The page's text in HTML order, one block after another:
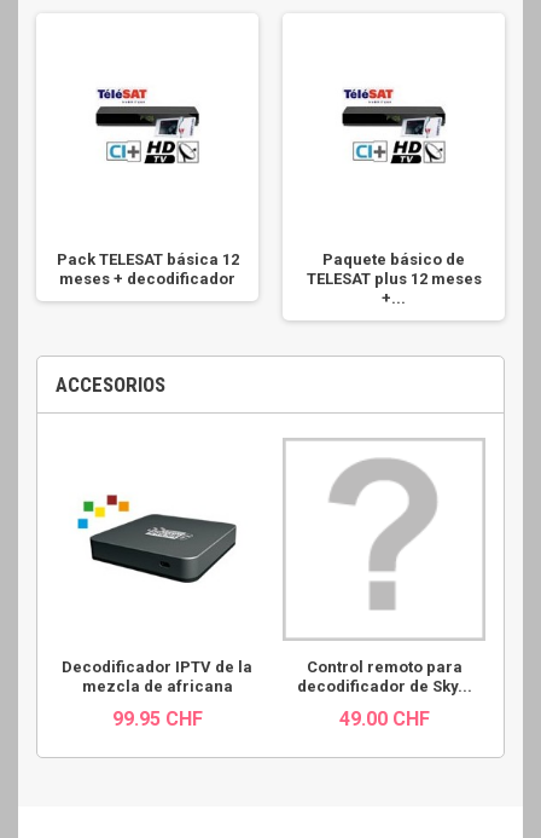
Pack TELESAT básica 12
meses + decodificador
Paquete básico de
TELESAT plus 12 meses
+...
ACCESORIOS
Decodificador IPTV de la
mezcla de africana
99.95 CHF
Control remoto para
decodificador de Sky...
49.00 CHF